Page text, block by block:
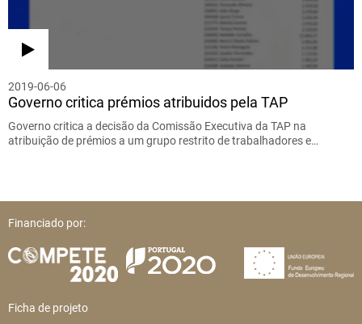
2019-06-06
Governo critica prémios atribuidos pela TAP
Governo critica a decisão da Comissão Executiva da TAP na
atribuição de prémios a um grupo restrito de trabalhadores e…
Financiado por:
Ficha de projeto